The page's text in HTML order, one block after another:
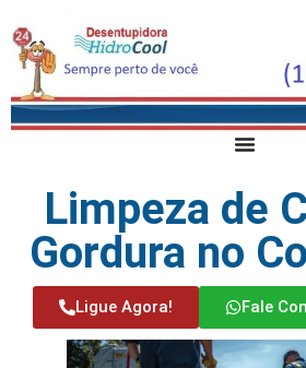
Limpeza de
Gordura no
Ligue Agora! Fale